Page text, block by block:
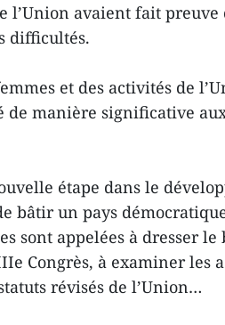
l’Union avaient fait
difficultés.
et des activités de
manière significative
étape dans le
bâtir un pays
sont appelées à dresser
Congrès, à examiner les
révisés de l’Union…